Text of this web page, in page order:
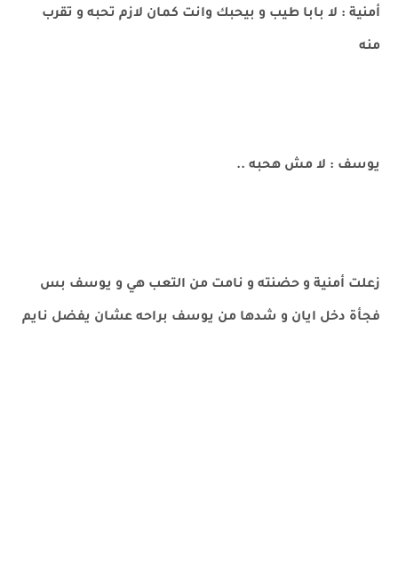
أمنية : لا بابا طيب و بيحبك وانت كمان لازم تحبه و تقرب
منه
يوسف : لا مش هحبه ..
زعلت أمنية و حضنته و نامت من التعب هي و يوسف بس
فجأة دخل ايان و شدها من يوسف براحه عشان يفضل نايم